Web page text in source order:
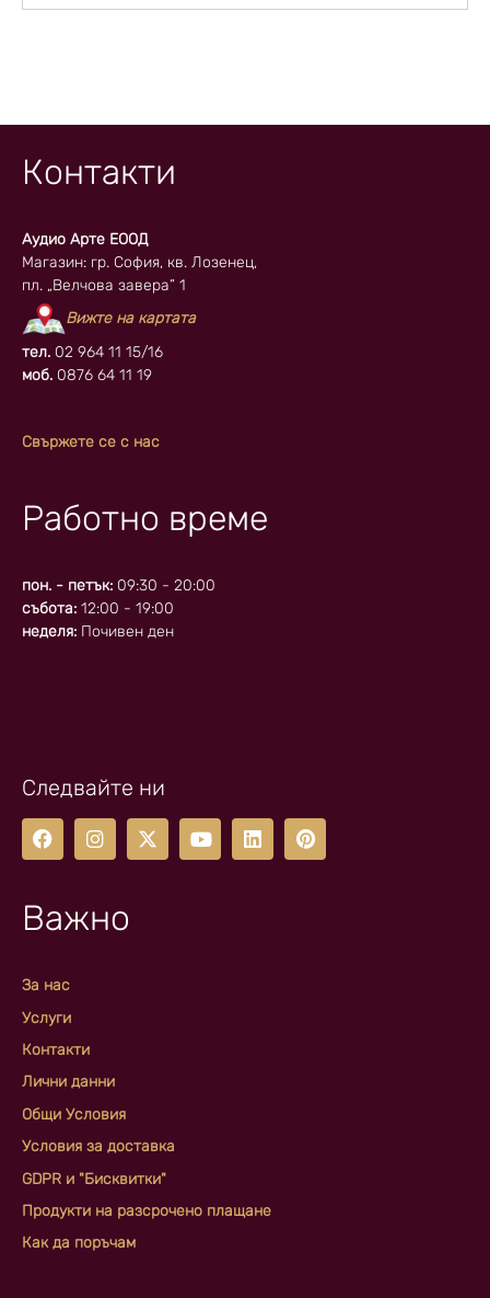
Контакти
Аудио Арте ЕООД
Магазин: гр. София, кв. Лозенец,
пл. „Велчова завера” 1
Вижте на картата
тел. 02 964 11 15/16
моб. 0876 64 11 19
Свържете се с нас
Работно време
пон. - петък: 09:30 - 20:00
събота: 12:00 - 19:00
неделя: Почивен ден
Следвайте ни
Важно
За нас
Услуги
Контакти
Лични данни
Общи Условия
Условия за доставка
GDPR и "Бисквитки"
Продукти на разсрочено плащане
Как да поръчам